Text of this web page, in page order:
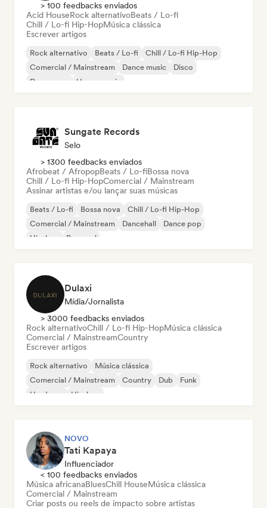
> 100 feedbacks enviados
Acid HouseRock alternativoBeats / Lo-fi
Chill / Lo-fi Hip-HopMúsica clássica
Escrever artigos
Rock alternativo Beats / Lo-fi
Chill / Lo-fi Hip-Hop
Comercial / Mainstream
Dance music
Disco
Dream pop
House music
Sungate Records
Selo
> 1300 feedbacks enviados
Afrobeat / AfropopBeats / Lo-fiBossa nova
Chill / Lo-fi Hip-HopComercial / Mainstream
Assinar artistas e/ou lançar suas músicas
Beats / Lo-fi Bossa nova
Chill / Lo-fi Hip-Hop
Comercial / Mainstream
Dancehall
Dance pop
Hip-hop
Pop soul
Dulaxi
Mídia/Jornalista
> 3000 feedbacks enviados
Rock alternativoChill / Lo-fi Hip-HopMúsica clássica
Comercial / MainstreamCountry
Escrever artigos
Rock alternativo
Música clássica
Comercial / Mainstream
Country Dub
Funk
Hardcore
Hip-hop
NOVO
Tati Kapaya
Influenciador
< 100 feedbacks enviados
Música africanaBluesChill HouseMúsica clássica
Comercial / Mainstream
Criar posts ou reels de impacto sobre artistas